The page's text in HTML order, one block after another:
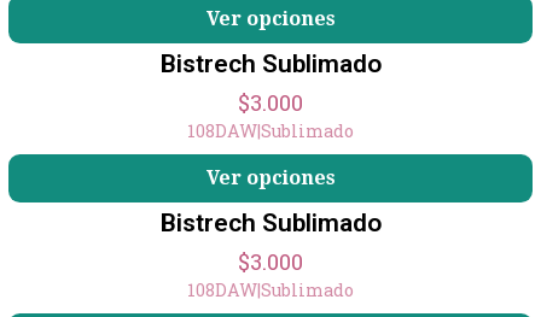
Ver opciones
Bistrech Sublimado
$3.000
108DAW|Sublimado
Ver opciones
Bistrech Sublimado
$3.000
108DAW|Sublimado